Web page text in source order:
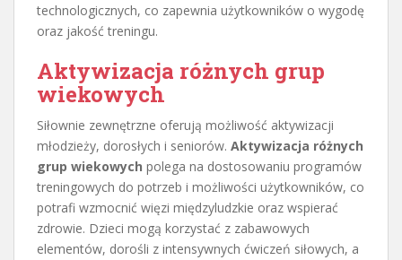
technologicznych, co zapewnia użytkowników o wygodę
oraz jakość treningu.
Aktywizacja różnych grup
wiekowych
Siłownie zewnętrzne oferują możliwość aktywizacji
młodzieży, dorosłych i seniorów. Aktywizacja różnych
grup wiekowych polega na dostosowaniu programów
treningowych do potrzeb i możliwości użytkowników, co
potrafi wzmocnić więzi międzyludzkie oraz wspierać
zdrowie. Dzieci mogą korzystać z zabawowych
elementów, dorośli z intensywnych ćwiczeń siłowych, a